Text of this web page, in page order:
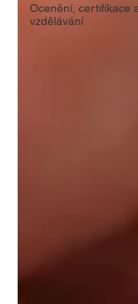
Ocenění, certifikace
vzdělávání